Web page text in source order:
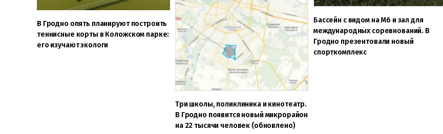
В Гродно опять планируют построить
теннисные корты в Коложском парке:
его изучают экологи
Три школы, поликлиника и кинотеатр.
В Гродно появится новый микрорайон
на 22 тысячи человек (обновлено)
Бассейн с видом на М6 и зал для
международных соревнований. В
Гродно презентовали новый
спорткомплекс